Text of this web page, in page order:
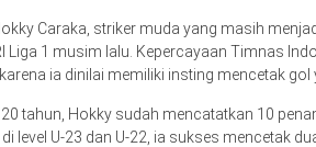
Caraka, striker muda yang masih
Liga 1 musim lalu. Kepercayaan Timnas
ia dinilai memiliki insting mencetak gol
tahun, Hokky sudah mencatatkan 10
level U-23 dan U-22, ia sukses mencetak